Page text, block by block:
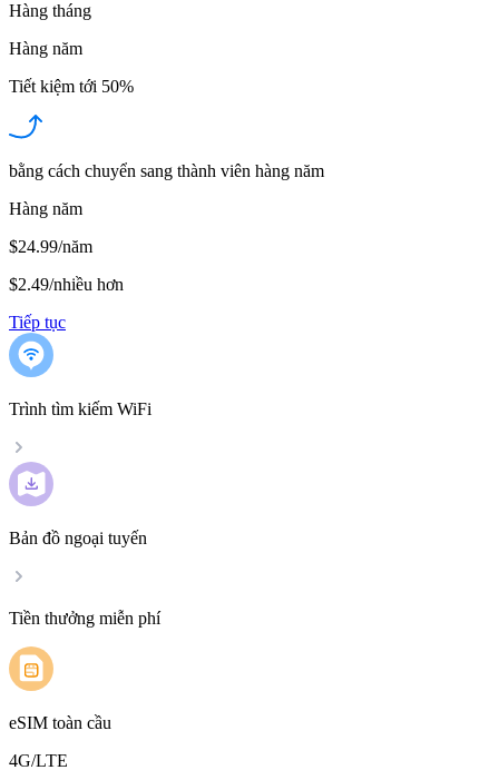
Hàng tháng
Hàng năm
Tiết kiệm tới 50%
bằng cách chuyển sang thành viên hàng năm
Hàng năm
$24.99/năm
$2.49/nhiều hơn
Tiếp tục
Trình tìm kiếm WiFi
Bản đồ ngoại tuyến
Tiền thưởng miễn phí
eSIM toàn cầu
4G/LTE